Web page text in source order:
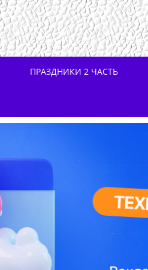
ПРАЗДНИКИ 2 ЧАСТЬ